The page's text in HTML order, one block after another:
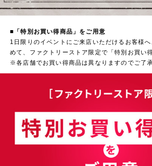
■「特別お買い得商品」をご用意
1日限りのイベントにご来店いただけるお客様
めて、ファクトリーストア限定で「特別お買い
※各店舗でお買い得商品は異なりますのでご了